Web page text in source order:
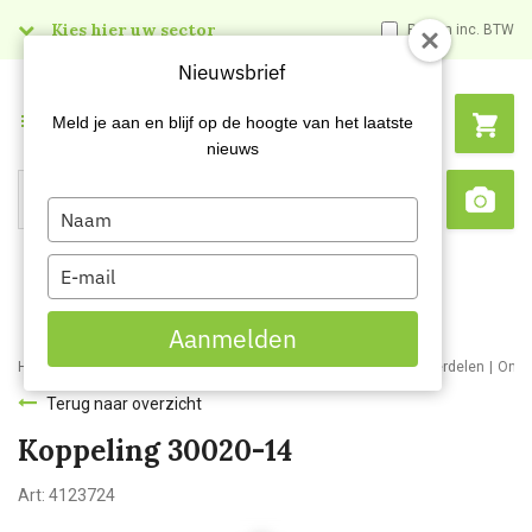
Kies hier uw sector Prijzen inc. BTW
Search
Menu
Home Webshop Schoonmaakmachines Stofzuigers en onderdelen
Terug naar overzicht
Koppeling 30020-14
Art: 4123724
Nieuwsbrief
Meld je aan en blijf op de hoogte van het laatste
nieuws
Type
your
name
Type
your
email
Aanmelden